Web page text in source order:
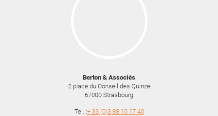
Berton & Associés
2 place du Conseil des Quinze
67000 Strasbourg
Tel. :+ 33 (0)3 88 10 17 40